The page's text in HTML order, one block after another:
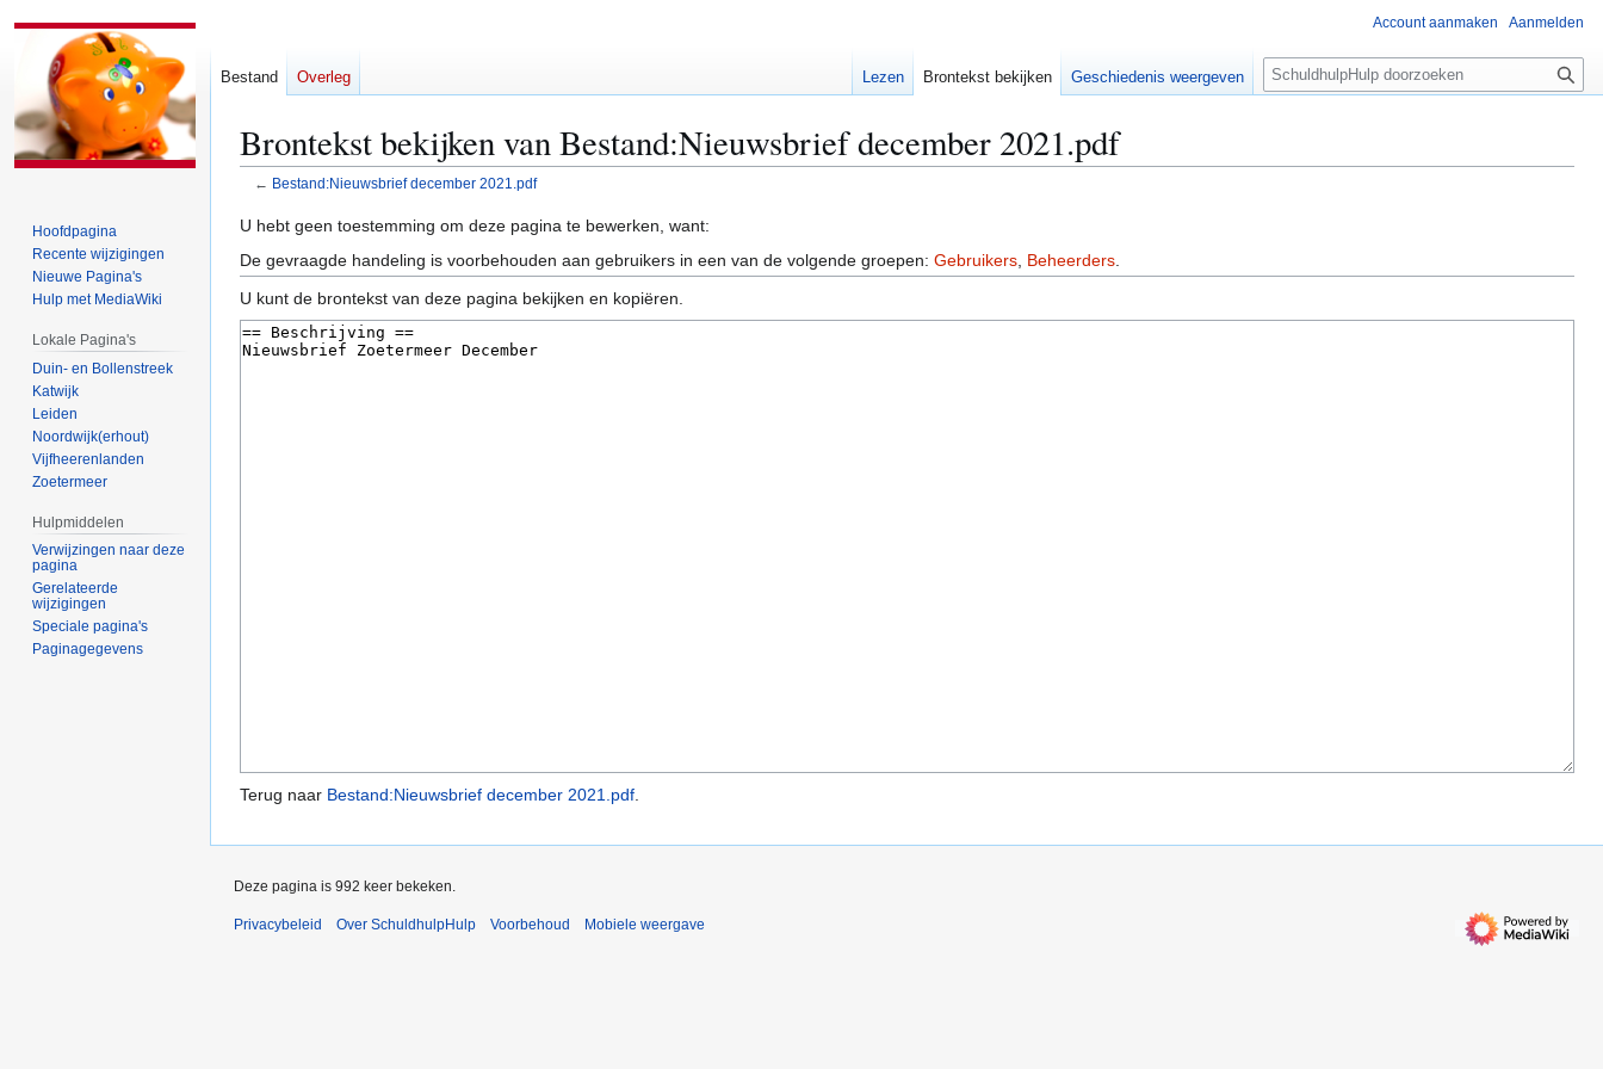
Brontekst bekijken van Bestand:Nieuwsbrief december 2021.pdf
← Bestand:Nieuwsbrief december 2021.pdf
Naar
navigatie
springen
Naar
zoeken
springen
U hebt geen toestemming om deze pagina te bewerken, want:
De gevraagde handeling is voorbehouden aan gebruikers in een van de volgende groepen: Gebruikers Beheerders
U kunt de brontekst van deze pagina bekijken en kopiëren.
Terug naar Bestand:Nieuwsbrief december 2021.pdf
Account aanmaken Aanmelden
Bestand Overleg Lezen Brontekst bekijken Geschiedenis weergeven
Z
o
e
Hoofdpagina
Recente wijzigingen
Nieuwe Pagina's
Hulp met MediaWiki
Lokale Pagina's
Duin- en Bollenstreek
Katwijk
Leiden
Noordwijk(erhout)
Vijfheerenlanden
Zoetermeer
Hulpmiddelen
Verwijzingen naar deze
pagina
Gerelateerde
wijzigingen
Speciale pagina's
Paginagegevens
Deze pagina is 992 keer bekeken.
Privacybeleid Over SchuldhulpHulp Voorbehoud Mobiele weergave